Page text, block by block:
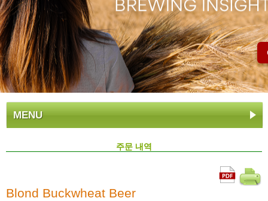
MENU
주문 내역
Blond Buckwheat Beer